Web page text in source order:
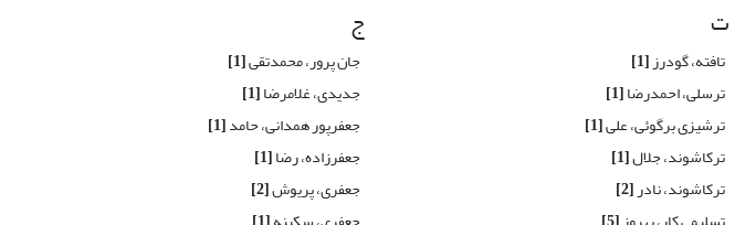
ت
تافته، گودرز[1]
ترسلی، احمدرضا[1]
ترشیزی برگوئی، علی[1]
ترکاشوند، جلال[1]
ترکاشوند، نادر[2]
ج
جان پرور، محمدتقی[1]
جدیدی، غلامرضا[1]
جعفرپور همدانی، حامد[1]
جعفرزاده، رضا[1]
جعفری، پریوش[2]